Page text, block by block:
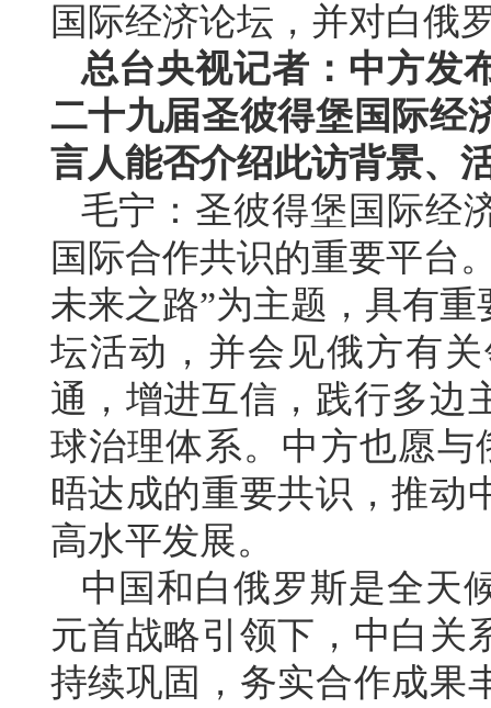
国际经济论坛，并对白俄
总台央视记者：中方发
二十九届圣彼得堡国际经
言人能否介绍此访背景、
毛宁：圣彼得堡国际经
国际合作共识的重要平台
未来之路”为主题，具有
坛活动，并会见俄方有
通，增进互信，践行多边
球治理体系。中方也愿
晤达成的重要共识，推动
高水平发展。
中国和白俄罗斯是全天
元首战略引领下，中白关
持续巩固，务实合作成果